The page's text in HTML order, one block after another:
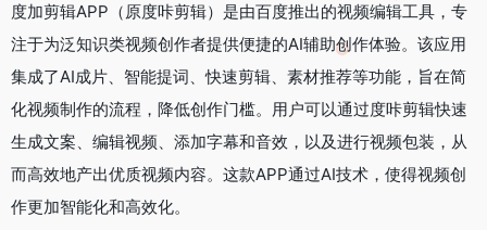
度加剪辑APP（原度咔剪辑）是由百度推出的视频编辑工具，专
注于为泛知识类视频创作者提供便捷的AI辅助创作体验。该应用
集成了AI成片、智能提词、快速剪辑、素材推荐等功能，旨在简
化视频制作的流程，降低创作门槛。用户可以通过度咔剪辑快速
生成文案、编辑视频、添加字幕和音效，以及进行视频包装，从
而高效地产出优质视频内容。这款APP通过AI技术，使得视频创
作更加智能化和高效化。